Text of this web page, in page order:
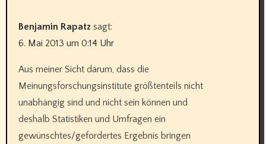
Benjamin Rapatz sagt:
6. Mai 2013 um 0:14 Uhr
Aus meiner Sicht darum, dass die
Meinungsforschungsinstitute größtenteils nicht
unabhängig sind und nicht sein können und
deshalb Statistiken und Umfragen ein
gewünschtes/gefordertes Ergebnis bringen